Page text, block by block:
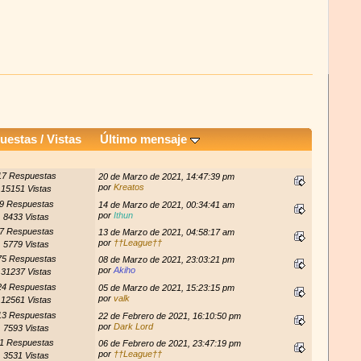
/Vistas Último mensaje
Respuestas
15151 Vistas
20 de Marzo de 2021, 14:47:39 pm
porKreatos
Respuestas
8433 Vistas
14 de Marzo de 2021, 00:34:41 am
porIthun
Respuestas
5779 Vistas
13 de Marzo de 2021, 04:58:17 am
por ††League††
Respuestas
31237 Vistas
08 de Marzo de 2021, 23:03:21 pm
porAkiho
Respuestas
12561 Vistas
05 de Marzo de 2021, 15:23:15 pm
porvalk
Respuestas
7593 Vistas
22 de Febrero de 2021, 16:10:50 pm
porDark Lord
Respuestas
3531 Vistas
06 de Febrero de 2021, 23:47:19 pm
por ††League††